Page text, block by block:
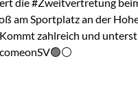
am Sportplatz an der
zahlreich und